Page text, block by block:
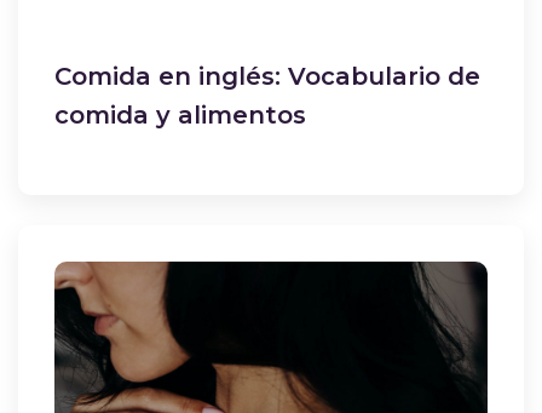
Comida en inglés: Vocabulario de
comida y alimentos